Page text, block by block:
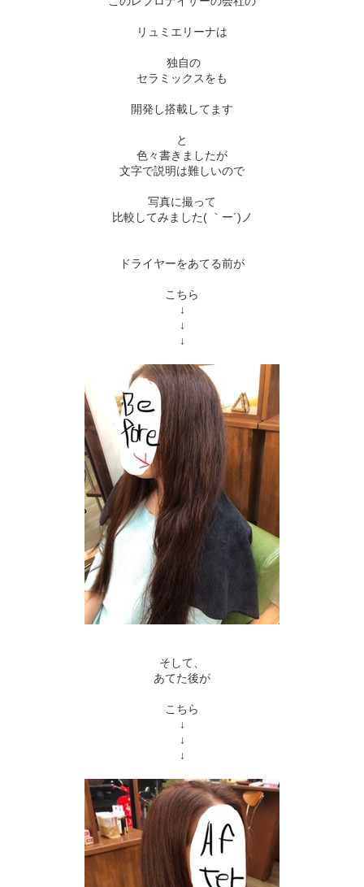
リュミエリーナは
独自の
セラミックスをも
開発し搭載してます
と
色々書きましたが
文字で説明は難しいので
写真に撮って
比較してみました( ｀ー´)ノ
ドライヤーをあてる前が
こちら
↓
↓
↓
そして、
あてた後が
こちら
↓
↓
↓